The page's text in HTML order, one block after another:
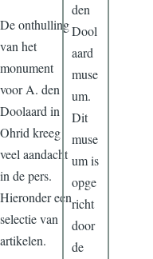
De onthulling
van het
monument
voor A. den
Doolaard in
Ohrid kreeg
veel aandacht
in de pers.
Hieronder een
selectie van
artikelen.
den
Dool
aard
muse
um.
Dit
muse
um is
opge
richt
door
de